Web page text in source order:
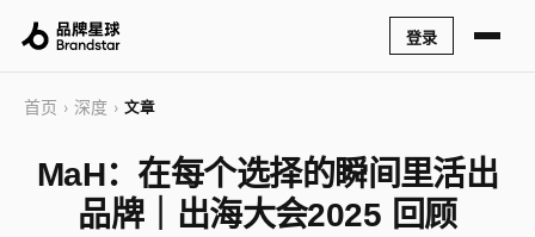
登录
首页 › 深度 › 文章
MaH：在每个选择的瞬间里活出
品牌｜出海大会2025 回顾